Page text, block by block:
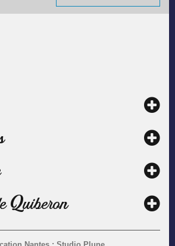
Quiberon